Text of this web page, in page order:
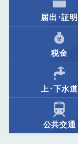
届出･証明
税金
上･下水道
公共交通